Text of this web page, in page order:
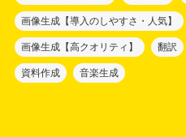
画像生成【導入のしやすさ・人気】
画像生成【高クオリティ】 翻訳
資料作成 音楽生成